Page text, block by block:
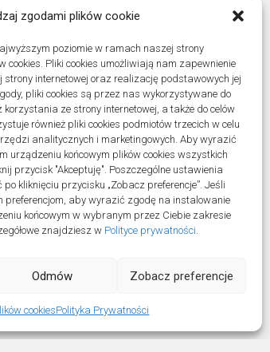
zgodami plików cookie
poziomie w ramach naszej strony
cookies. Pliki cookies umożliwiają nam zapewnienie
strony internetowej oraz realizację podstawowych jej
pliki cookies są przez nas wykorzystywane do
ze strony internetowej, a także do celów
również pliki cookies podmiotów trzecich w celu
analitycznych i marketingowych. Aby wyrazić
urządzeniu końcowym plików cookies wszystkich
przycisk "Akceptuję". Poszczególne ustawienia
kliknięciu przycisku „Zobacz preferencje”. Jeśli
preferencjom, aby wyrazić zgodę na instalowanie
końcowym w wybranym przez Ciebie zakresie
znajdziesz w Polityce prywatności.
Odmów Zobacz preferencje
cookiesPolityka Prywatności